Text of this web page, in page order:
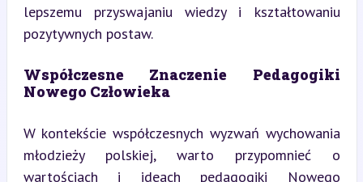
lepszemu przyswajaniu wiedzy i kształtowaniu
pozytywnych postaw.
Współczesne Znaczenie Pedagogiki
Nowego Człowieka
W kontekście współczesnych wyzwań wychowania
młodzieży polskiej, warto przypomnieć o
wartościach i ideach pedagogiki Nowego